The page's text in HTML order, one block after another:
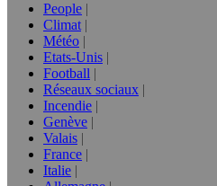
People
Climat
Météo
Etats-Unis
Football
Réseaux sociaux
Incendie
Genève
Valais
France
Italie